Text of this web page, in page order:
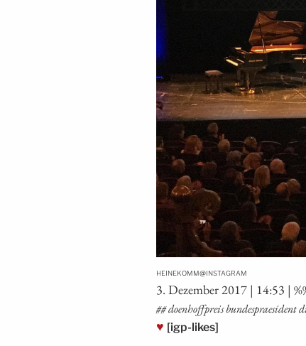
HEINEKOMM@INSTAGRAM
3. Dezem­ber 2017 | 14:53 |
## doenhoff­preis bun­des­prae­si­dent
♥ [igp-likes]